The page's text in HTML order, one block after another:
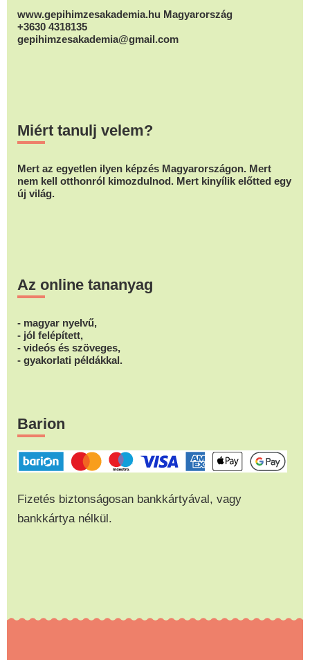
www.gepihimzesakademia.hu Magyarország
+3630 4318135
gepihimzesakademia@gmail.com
Miért tanulj velem?
Mert az egyetlen ilyen képzés Magyarországon. Mert
nem kell otthonról kimozdulnod. Mert kinyílik előtted egy
új világ.
Az online tananyag
- magyar nyelvű,
- jól felépített,
- videós és szöveges,
- gyakorlati példákkal.
Barion
Fizetés biztonságosan bankkártyával, vagy
bankkártya nélkül.